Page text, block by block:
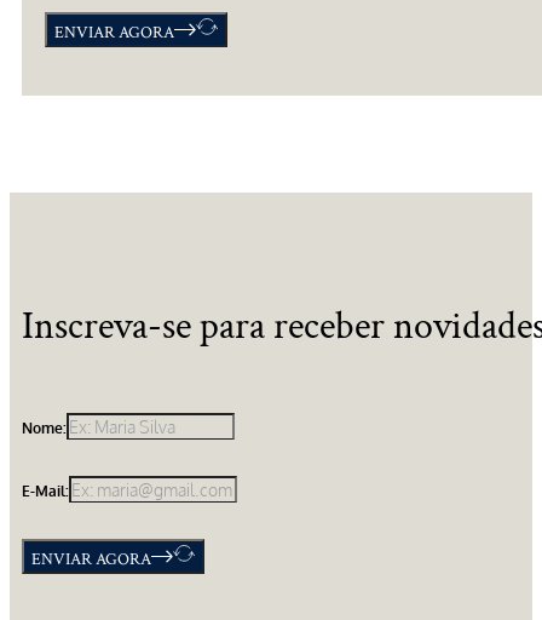
ENVIAR AGORA
Inscreva-se para receber
Nome:
E-Mail:
ENVIAR AGORA